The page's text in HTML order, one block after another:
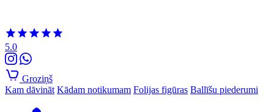
5.0
Groziņš
Kam dāvināt Kādam notikumam Folijas figūras Ballīšu piederumi